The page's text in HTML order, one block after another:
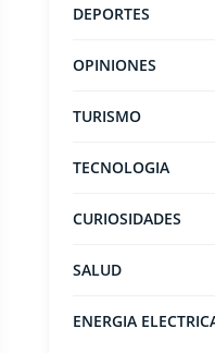
DEPORTES
OPINIONES
TURISMO
TECNOLOGIA
CURIOSIDADES
SALUD
ENERGIA